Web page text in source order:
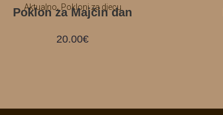
Aktualno,Pokloni za djecu
Poklon za Majčin dan
20.00€